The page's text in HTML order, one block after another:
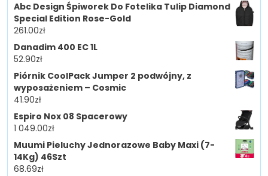
Abc Design Śpiworek Do Fotelika Tulip Diamond
Special Edition Rose-Gold
261.00zł
Danadim 400 EC 1L
52.90zł
Piórnik CoolPack Jumper 2 podwójny, z
wyposażeniem – Cosmic
41.90zł
Espiro Nox 08 Spacerowy
1 049.00zł
Muumi Pieluchy Jednorazowe Baby Maxi (7-
14Kg) 46Szt
68.69zł